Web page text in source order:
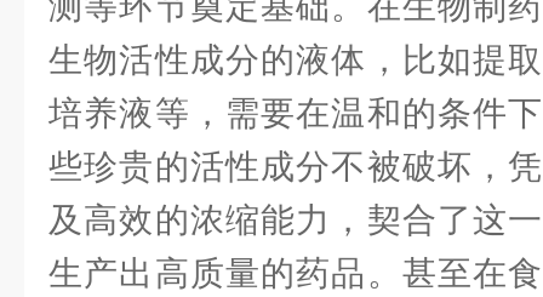
生物活性成分的液体，比如提
培养液等，需要在温和的条件
些珍贵的活性成分不被破坏，
及高效的浓缩能力，契合了这
生产出高质量的药品。甚至在